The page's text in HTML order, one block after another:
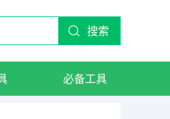
搜索
必备工具